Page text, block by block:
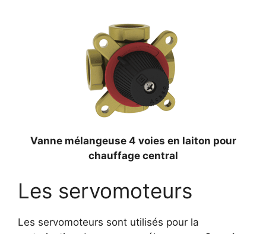
Vanne mélangeuse 4 voies en laiton pour
chauffage central
Les servomoteurs
Les servomoteurs sont utilisés pour la